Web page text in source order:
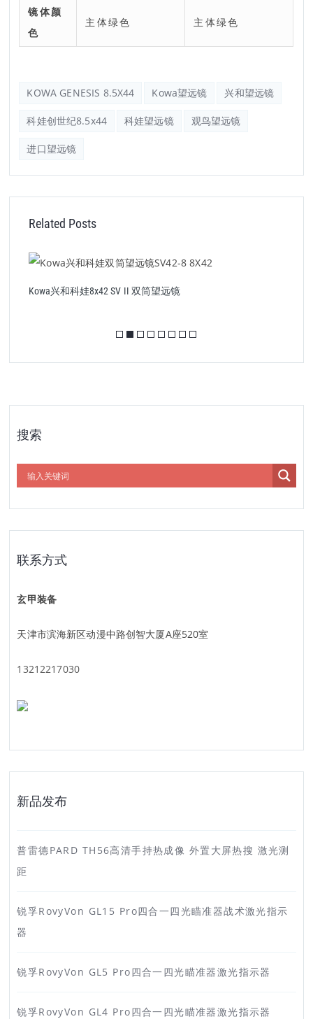
镜体颜
色
主体绿色 主体绿色
KOWA GENESIS 8.5X44 Kowa望远镜 兴和望远镜
科娃创世纪8.5x44 科娃望远镜 观鸟望远镜
进口望远镜
Related Posts
Kowa兴和科娃8x42 SV II 双筒望远镜
搜索
联系方式
玄甲装备
天津市滨海新区动漫中路创智大厦A座520室
13212217030
新品发布
普雷德PARD TH56高清手持热成像 外置大屏热搜 激光测
距
锐孚RovyVon GL15 Pro四合一四光瞄准器战术激光指示
器
锐孚RovyVon GL5 Pro四合一四光瞄准器激光指示器
锐孚RovyVon GL4 Pro四合一四光瞄准器激光指示器